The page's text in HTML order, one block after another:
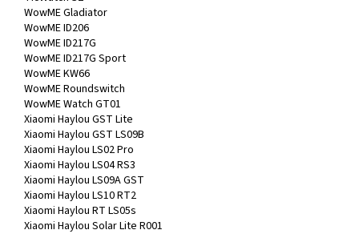
WowME Gladiator
WowME ID206
WowME ID217G
WowME ID217G Sport
WowME KW66
WowME Roundswitch
WowME Watch GT01
Xiaomi Haylou GST Lite
Xiaomi Haylou GST LS09B
Xiaomi Haylou LS02 Pro
Xiaomi Haylou LS04 RS3
Xiaomi Haylou LS09A GST
Xiaomi Haylou LS10 RT2
Xiaomi Haylou RT LS05s
Xiaomi Haylou Solar Lite R001